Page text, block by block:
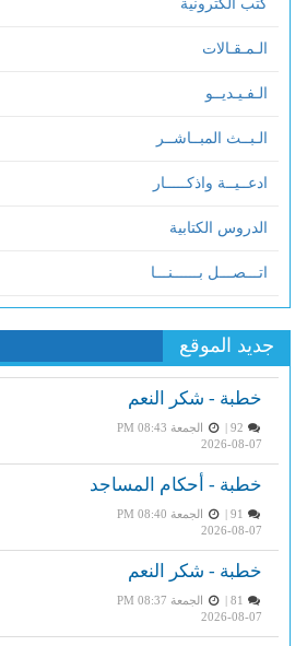
كتب الكترونية
الـمـقـالات
الـفـيـديــو
الـبــث المبــاشــر
ادعــيــة واذكـــــار
الدروس الكتابية
اتـــصـــل بــــــنـــا
جديد الموقع
خطبة - شكر النعم
الجمعة PM 08:43
2026-08-07
خطبة - أحكام المساجد
الجمعة PM 08:40
2026-08-07
خطبة - شكر النعم
الجمعة PM 08:37
2026-08-07